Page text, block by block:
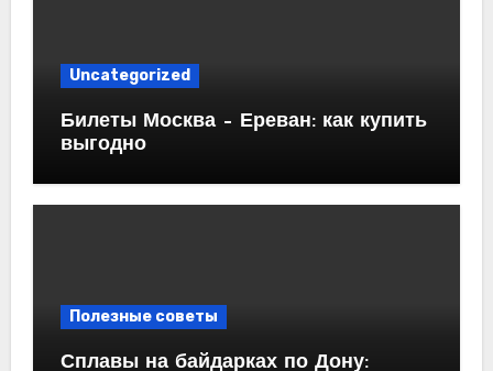
Uncategorized
Билеты Москва – Ереван: как купить
выгодно
Полезные советы
Сплавы на байдарках по Дону: